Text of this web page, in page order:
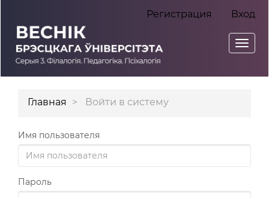
навигационная
панель
Основное
панель
Регистрация Вход
Главная Войти в систему
Имя пользователя
Пароль